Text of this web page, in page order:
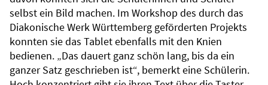
selbst ein Bild machen. Im Workshop des durch das
Diakonische Werk Württemberg geförderten Projekts
konnten sie das Tablet ebenfalls mit den Knien
bedienen. „Das dauert ganz schön lang, bis da ein
ganzer Satz geschrieben ist“, bemerkt eine Schülerin.